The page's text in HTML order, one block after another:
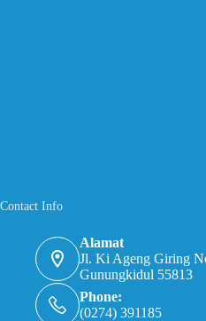
Contact Info
Alamat
Jl. Ki Ageng Giring
Gunungkidul 55813
Phone:
(0274) 391185